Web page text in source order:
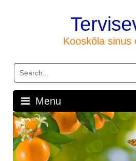
Kooskõla sinus
Menu